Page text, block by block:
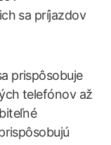
sa príjazdov
prispôsobuje
telefónov až